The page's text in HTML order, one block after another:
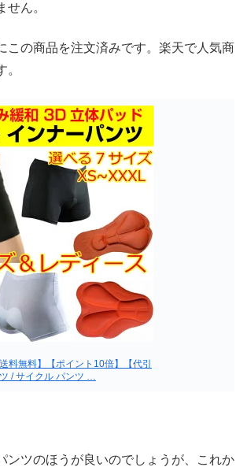
せん。
この商品を注文済みです。楽天で人気商
料無料】【ポイント10倍】【代引
/ サイクル パンツ …
ンツのほうが良いのでしょうが、これか